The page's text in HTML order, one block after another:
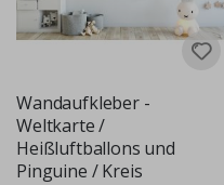
Wandaufkleber -
Weltkarte /
Heißluftballons und
Pinguine / Kreis